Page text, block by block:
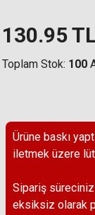
130.95
Toplam Stok: 100
Ürüne baskı
iletmek üzere
Sipariş
eksiksiz olarak